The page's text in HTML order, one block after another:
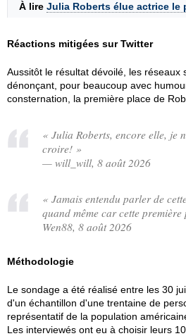
À lire Julia Roberts élue actrice le
Réactions mitigées sur Twitter
Aussitôt le résultat dévoilé, les réseaux
dénonçant, pour beaucoup avec
consternation, la première place de
« Julia Roberts, encore elle, je
croire! »
— will_will, 8 août 2026
« Jamais entendu parler de
quand même car cette
Wen88, 8 août 2026
Méthodologie
Le sondage a été réalisé entre les 30
d'un échantillon d'une trentaine de
représentatif de la population
Les interviewés ont eu à choisir leurs